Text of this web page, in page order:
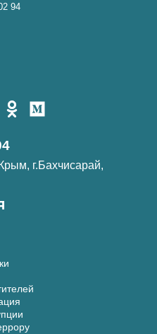
94
г.Бахчисарай,